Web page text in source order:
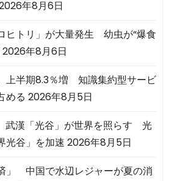
年8月6日
ヒトリ」が大量発生 幼虫が“爆食
2026年8月6日
上半期8.3％増 知識集約型サービ
める 2026年8月5日
漢「光谷」が世界を照らす 光
光谷」を加速 2026年8月5日
」 中国で水辺レジャーが夏の消